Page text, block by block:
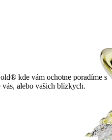
kde vám ochotne poradíme s
alebo vašich blízkych.